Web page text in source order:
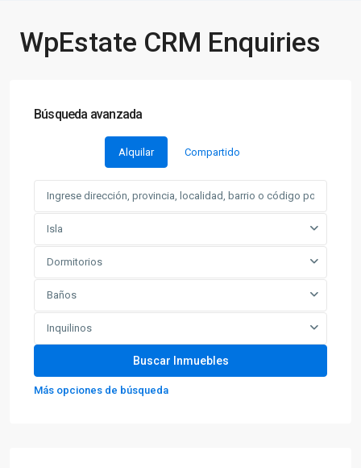
WpEstate CRM Enquiries
Búsqueda avanzada
Alquilar Compartido
Isla
Dormitorios
Baños
Inquilinos
Más opciones de búsqueda